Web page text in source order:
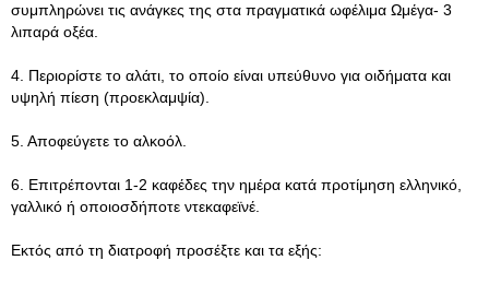
συμπληρώνει τις ανάγκες της στα πραγματικά ωφέλιμα Ωμέγα- 3
λιπαρά οξέα.
4. Περιορίστε το αλάτι, το οποίο είναι υπεύθυνο για οιδήματα και
υψηλή πίεση (προεκλαμψία).
5. Αποφεύγετε το αλκοόλ.
6. Επιτρέπονται 1-2 καφέδες την ημέρα κατά προτίμηση ελληνικό,
γαλλικό ή οποιοσδήποτε ντεκαφεϊνέ.
Εκτός από τη διατροφή προσέξτε και τα εξής: